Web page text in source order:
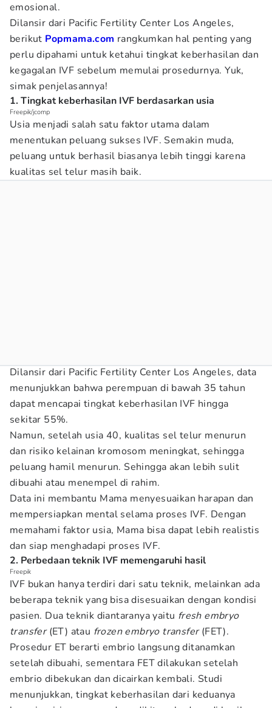
emosional.
Dilansir dari Pacific Fertility Center Los Angeles,
berikut Popmama.com rangkumkan hal penting yang
perlu dipahami untuk ketahui tingkat keberhasilan dan
kegagalan IVF sebelum memulai prosedurnya. Yuk,
simak penjelasannya!
1. Tingkat keberhasilan IVF berdasarkan usia
Freepik/jcomp
Usia menjadi salah satu faktor utama dalam
menentukan peluang sukses IVF. Semakin muda,
peluang untuk berhasil biasanya lebih tinggi karena
kualitas sel telur masih baik.
Dilansir dari Pacific Fertility Center Los Angeles, data
menunjukkan bahwa perempuan di bawah 35 tahun
dapat mencapai tingkat keberhasilan IVF hingga
sekitar 55%.
Namun, setelah usia 40, kualitas sel telur menurun
dan risiko kelainan kromosom meningkat, sehingga
peluang hamil menurun. Sehingga akan lebih sulit
dibuahi atau menempel di rahim.
Data ini membantu Mama menyesuaikan harapan dan
mempersiapkan mental selama proses IVF. Dengan
memahami faktor usia, Mama bisa dapat lebih realistis
dan siap menghadapi proses IVF.
2. Perbedaan teknik IVF memengaruhi hasil
Freepik
IVF bukan hanya terdiri dari satu teknik, melainkan ada
beberapa teknik yang bisa disesuaikan dengan kondisi
pasien. Dua teknik diantaranya yaitu fresh embryo
transfer(ET) atau frozen embryo transfer(FET).
Prosedur ET berarti embrio langsung ditanamkan
setelah dibuahi, sementara FET dilakukan setelah
embrio dibekukan dan dicairkan kembali. Studi
menunjukkan, tingkat keberhasilan dari keduanya